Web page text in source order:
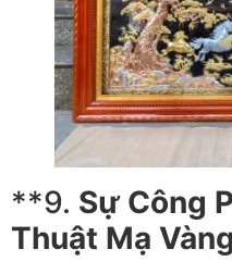
**9. Sự Công
Thuật Mạ